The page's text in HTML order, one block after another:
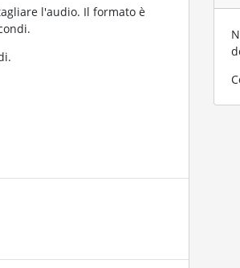
l'audio. Il formato è